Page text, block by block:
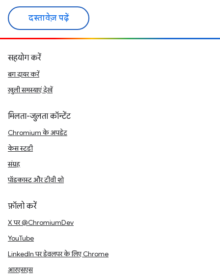
दस्तावेज़ पढ़ें
सहयोग करें
बग दायर करें
खुली समस्याएं देखें
मिलता-जुलता कॉन्टेंट
Chromium के अपडेट
केस स्टडी
संग्रह
पॉडकास्ट और टीवी शो
फ़ॉलो करें
X पर @ChromiumDev
YouTube
LinkedIn पर डेवलपर के लिए Chrome
आरएसएस